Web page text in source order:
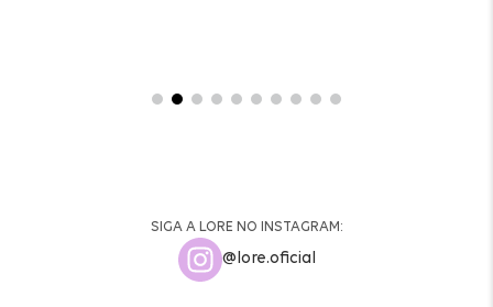
SIGA A LORE NO INSTAGRAM:
@lore.oficial